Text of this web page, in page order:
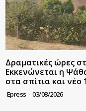
Δραματικές ώρες
Εκκενώνεται η
στα σπίτια και νέο
Epress - 03/08/2026